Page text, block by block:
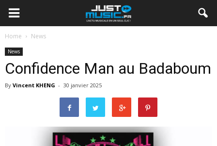
Home News
News
Confidence Man au Badaboum
By Vincent KHENG - 30 janvier 2025